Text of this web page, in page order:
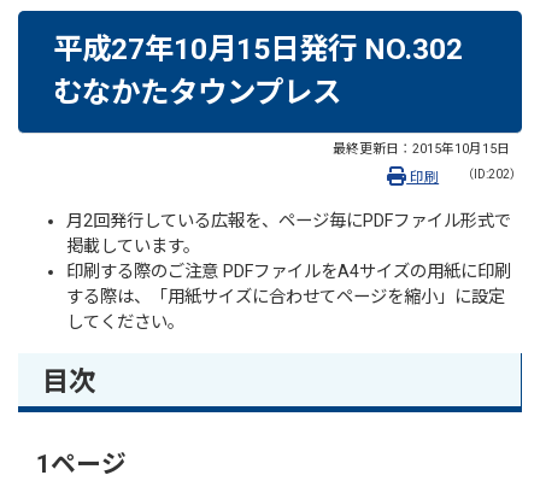
平成27年10月15日発行 NO.302
むなかたタウンプレス
最終更新日： 2015年10月15日
（ID:202）
印刷
月2回発行している広報を、ページ毎にPDFファイル形式で
掲載しています。
印刷する際のご注意 PDFファイルをA4サイズの用紙に印刷
する際は、「用紙サイズに合わせてページを縮小」に設定
してください。
目次
1ページ